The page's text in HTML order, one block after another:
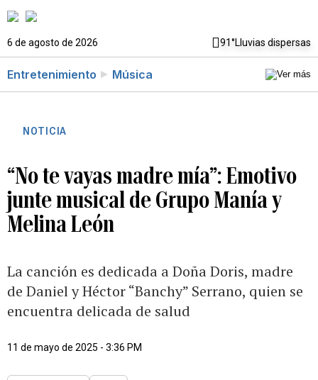
6 de agosto de 2026 91°Lluvias dispersas
Entretenimiento Música
NOTICIA
“No te vayas madre mía”: Emotivo
junte musical de Grupo Manía y
Melina León
La canción es dedicada a Doña Doris, madre
de Daniel y Héctor “Banchy” Serrano, quien se
encuentra delicada de salud
11 de mayo de 2025 - 3:36 PM